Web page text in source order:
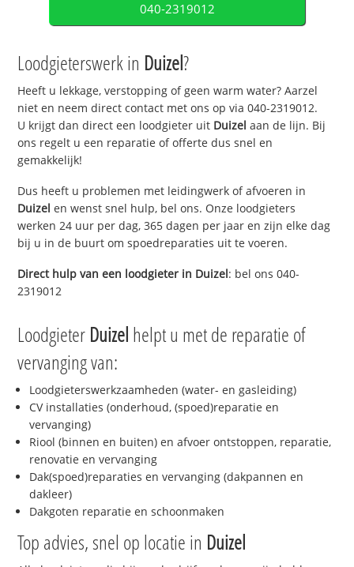
040-2319012
Loodgieterswerk in Duizel?
Heeft u lekkage, verstopping of geen warm water? Aarzel
niet en neem direct contact met ons op via 040-2319012.
U krijgt dan direct een loodgieter uit Duizel aan de lijn. Bij
ons regelt u een reparatie of offerte dus snel en
gemakkelijk!
Dus heeft u problemen met leidingwerk of afvoeren in
Duizel en wenst snel hulp, bel ons. Onze loodgieters
werken 24 uur per dag, 365 dagen per jaar en zijn elke dag
bij u in de buurt om spoedreparaties uit te voeren.
Direct hulp van een loodgieter in Duizel: bel ons 040-
2319012
Loodgieter Duizel helpt u met de reparatie of
vervanging van:
Loodgieterswerkzaamheden (water- en gasleiding)
CV installaties (onderhoud, (spoed)reparatie en
vervanging)
Riool (binnen en buiten) en afvoer ontstoppen, reparatie,
renovatie en vervanging
Dak(spoed)reparaties en vervanging (dakpannen en
dakleer)
Dakgoten reparatie en schoonmaken
Top advies, snel op locatie in Duizel